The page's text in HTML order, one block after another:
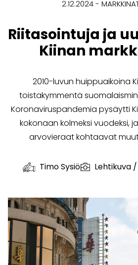
2.12.2024
Riitasointuja ja
Kiinan
2010-luvun huippuaikoina
toistakymmentä
Koronaviruspandemia pysäytti
kokonaan kolmeksi vuodeksi,
arvovieraat kohtaavat
Timo Sysiö Lehtikuva